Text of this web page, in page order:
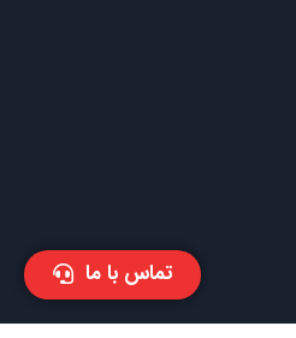
تماس با ما